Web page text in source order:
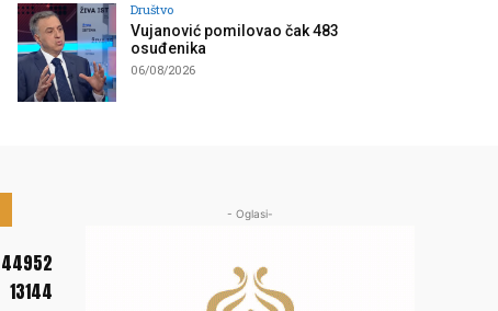
Društvo
Vujanović pomilovao čak 483
osuđenika
06/08/2026
44952
13144
- Oglasi-